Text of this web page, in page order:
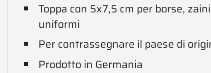
Toppa con 5x7,5 cm per borse,
uniformi
Per contrassegnare il paese di
Prodotto in Germania